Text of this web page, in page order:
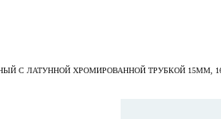
С ЛАТУННОЙ ХРОМИРОВАННОЙ ТРУБКОЙ 15ММ,